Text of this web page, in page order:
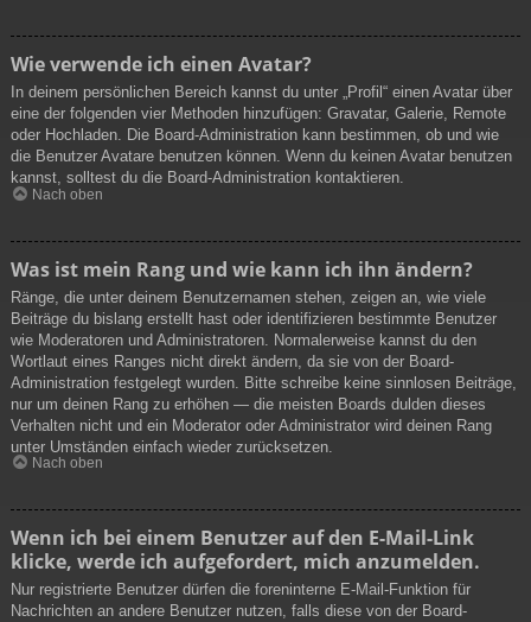
Wie verwende ich einen Avatar?
In deinem persönlichen Bereich kannst du unter „Profil“ einen Avatar über
eine der folgenden vier Methoden hinzufügen: Gravatar, Galerie, Remote
oder Hochladen. Die Board-Administration kann bestimmen, ob und wie
die Benutzer Avatare benutzen können. Wenn du keinen Avatar benutzen
kannst, solltest du die Board-Administration kontaktieren.
Nach oben
Was ist mein Rang und wie kann ich ihn ändern?
Ränge, die unter deinem Benutzernamen stehen, zeigen an, wie viele
Beiträge du bislang erstellt hast oder identifizieren bestimmte Benutzer
wie Moderatoren und Administratoren. Normalerweise kannst du den
Wortlaut eines Ranges nicht direkt ändern, da sie von der Board-
Administration festgelegt wurden. Bitte schreibe keine sinnlosen Beiträge,
nur um deinen Rang zu erhöhen — die meisten Boards dulden dieses
Verhalten nicht und ein Moderator oder Administrator wird deinen Rang
unter Umständen einfach wieder zurücksetzen.
Nach oben
Wenn ich bei einem Benutzer auf den E-Mail-Link
klicke, werde ich aufgefordert, mich anzumelden.
Nur registrierte Benutzer dürfen die foreninterne E-Mail-Funktion für
Nachrichten an andere Benutzer nutzen, falls diese von der Board-